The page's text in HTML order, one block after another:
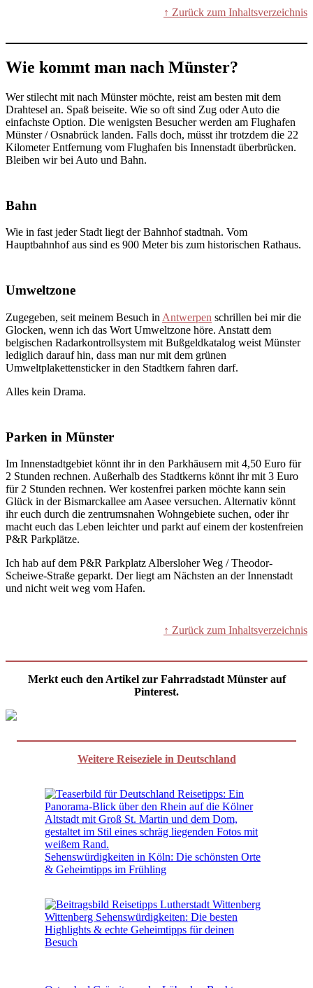
↑ Zurück zum Inhaltsverzeichnis
Wie kommt man nach Münster?
Wer stilecht mit nach Münster möchte, reist am besten mit dem
Drahtesel an. Spaß beiseite. Wie so oft sind Zug oder Auto die
einfachste Option. Die wenigsten Besucher werden am Flughafen
Münster / Osnabrück landen. Falls doch, müsst ihr trotzdem die 22
Kilometer Entfernung vom Flughafen bis Innenstadt überbrücken.
Bleiben wir bei Auto und Bahn.
Bahn
Wie in fast jeder Stadt liegt der Bahnhof stadtnah. Vom
Hauptbahnhof aus sind es 900 Meter bis zum historischen Rathaus.
Umweltzone
Zugegeben, seit meinem Besuch in Antwerpen schrillen bei mir die
Glocken, wenn ich das Wort Umweltzone höre. Anstatt dem
belgischen Radarkontrollsystem mit Bußgeldkatalog weist Münster
lediglich darauf hin, dass man nur mit dem grünen
Umweltplakettensticker in den Stadtkern fahren darf.
Alles kein Drama.
Parken in Münster
Im Innenstadtgebiet könnt ihr in den Parkhäusern mit 4,50 Euro für
2 Stunden rechnen. Außerhalb des Stadtkerns könnt ihr mit 3 Euro
für 2 Stunden rechnen. Wer kostenfrei parken möchte kann sein
Glück in der Bismarckallee am Aasee versuchen. Alternativ könnt
ihr euch durch die zentrumsnahen Wohngebiete suchen, oder ihr
macht euch das Leben leichter und parkt auf einem der kostenfreien
P&R Parkplätze.
Ich hab auf dem P&R Parkplatz Albersloher Weg / Theodor-
Scheiwe-Straße geparkt. Der liegt am Nächsten an der Innenstadt
und nicht weit weg vom Hafen.
↑ Zurück zum Inhaltsverzeichnis
Merkt euch den Artikel zur Fahrradstadt Münster auf
Pinterest.
Weitere Reiseziele in Deutschland
Sehenswürdigkeiten in Köln: Die schönsten Orte
& Geheimtipps im Frühling
Wittenberg Sehenswürdigkeiten: Die besten
Highlights & echte Geheimtipps für deinen
Besuch